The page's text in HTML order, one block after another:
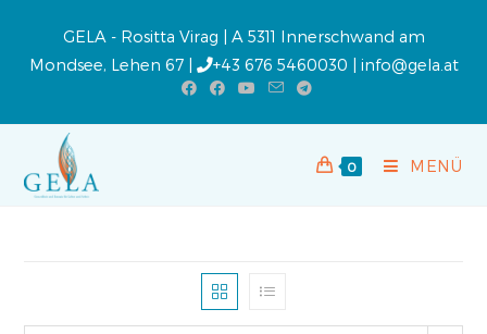
GELA - Rositta Virag | A 5311 Innerschwand am
Mondsee, Lehen 67 |
+43 676 5460030 | info@gela.at
0 MENÜ